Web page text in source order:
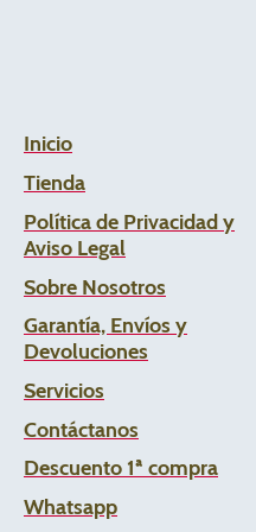
Inicio
Tienda
Política de Privacidad y
Aviso Legal
Sobre Nosotros
Garantía, Envíos y
Devoluciones
Servicios
Contáctanos
Descuento 1ª compra
Whatsapp